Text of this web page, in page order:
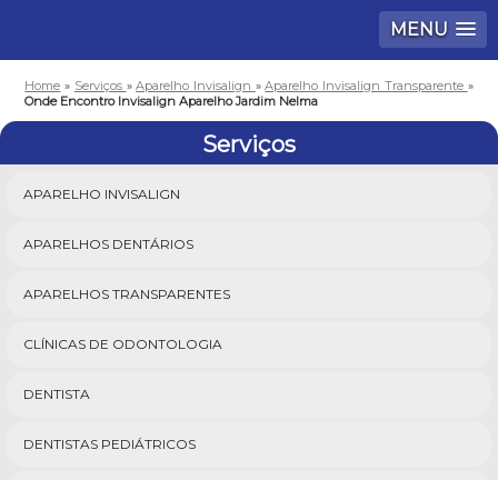
MENU
Home » Serviços »Aparelho Invisalign »Aparelho Invisalign Transparente »
Onde Encontro Invisalign Aparelho Jardim Nelma
Serviços
APARELHO INVISALIGN
APARELHOS DENTÁRIOS
APARELHOS TRANSPARENTES
CLÍNICAS DE ODONTOLOGIA
DENTISTA
DENTISTAS PEDIÁTRICOS